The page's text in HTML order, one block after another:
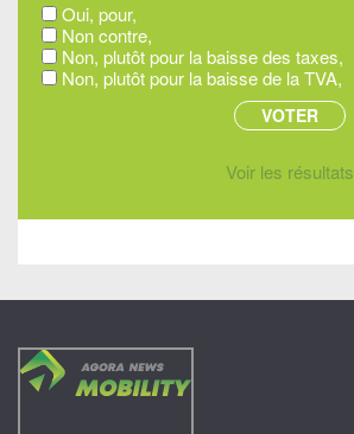
Oui, pour,
Non contre,
Non, plutôt pour la baisse des taxes,
Non, plutôt pour la baisse de la TVA,
Voir les résultats